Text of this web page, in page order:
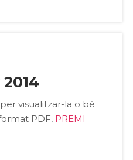
visualitzar-la o bé
PDF, PREMI